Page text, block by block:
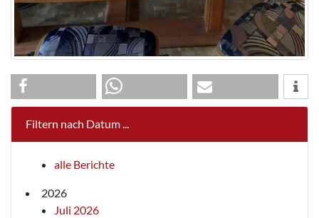
Filtern nach Datum ...
alle Berichte
2026
Juli 2026